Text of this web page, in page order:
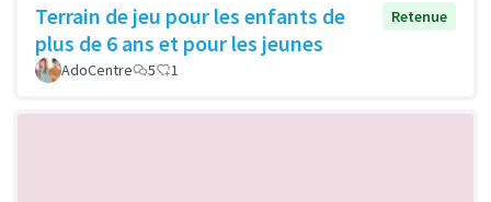
Terrain de jeu pour les enfants de
plus de 6 ans et pour les jeunes
Retenue
AdoCentre 5 1